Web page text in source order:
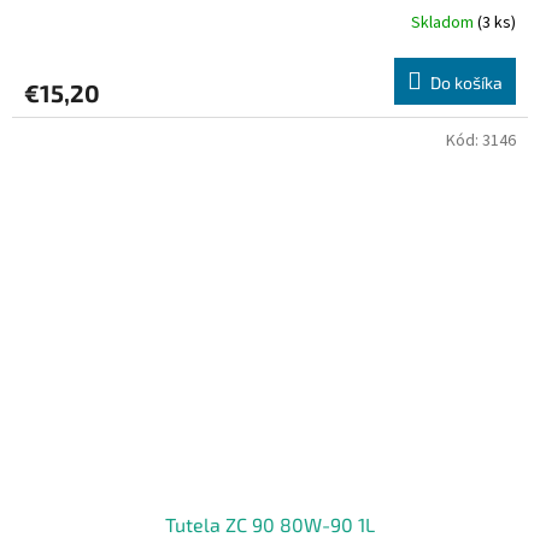
Skladom (3 ks)
€15,20 Do košíka
Tutela ZC 90 80W-90 1L
Kód: 3146